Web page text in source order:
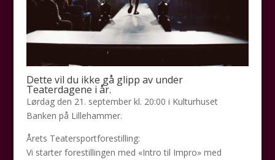
Dette vil du ikke gå glipp av under
Teaterdagene i år.
Lørdag den 21. september kl. 20:00 i Kulturhuset
Banken på Lillehammer.
Årets Teatersportforestilling:
Vi starter forestillingen med «Intro til Impro» med